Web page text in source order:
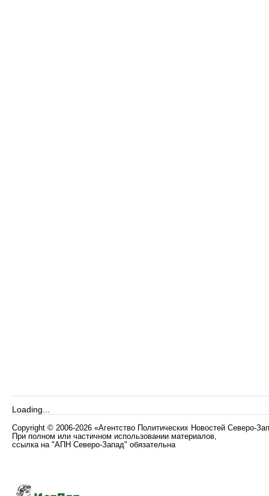
Loading...
Copyright © 2006-2026 «Агентство Политических Новостей Северо-
При полном или частичном использовании материалов,
ссылка на "АПН Северо-Запад" обязательна